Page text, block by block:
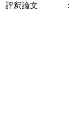
評釈論文 ：